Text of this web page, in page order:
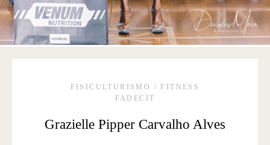
FISICULTURISMO / FITNESS
FADECIT
Grazielle Pipper Carvalho Alves